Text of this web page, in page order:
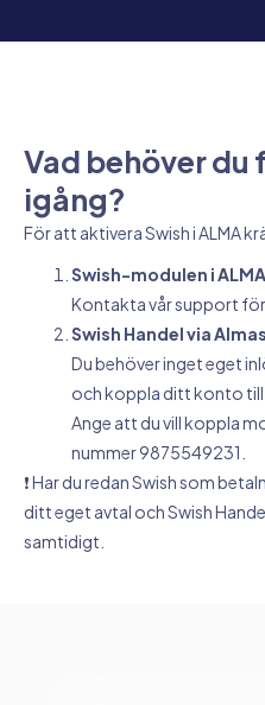
Vad behöver du
igång?
För att aktivera Swish i ALMA
Swish-modulen i ALMA
Kontakta vår support
Swish Handel via
Du behöver inget eget
och koppla ditt konto till
Ange att du vill koppla
nummer 9875549231.
❗ Har du redan Swish som
ditt eget avtal och Swish
samtidigt.